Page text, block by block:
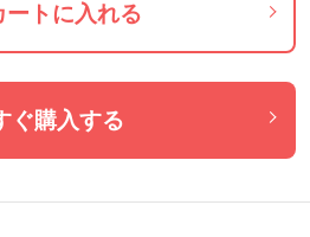
ートに入れる
ぐ購入する